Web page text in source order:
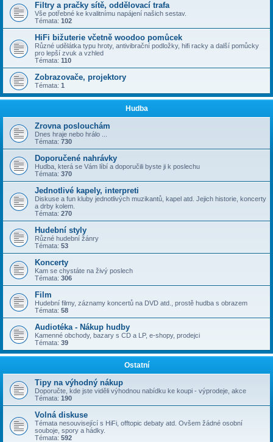
Filtry a pračky sítě, oddělovací trafa
Vše potřebné ke kvalitnímu napájení našich sestav.
Témata: 102
HiFi bižuterie včetně woodoo pomůcek
Různé udělátka typu hroty, antivibrační podložky, hifi racky a další pomůcky
pro lepší zvuk a vzhled
Témata: 110
Zobrazovače, projektory
Témata: 1
Hudba
Zrovna poslouchám
Dnes hraje nebo hrálo ...
Témata: 730
Doporučené nahrávky
Hudba, která se Vám líbí a doporučili byste ji k poslechu
Témata: 370
Jednotlivé kapely, interpreti
Diskuse a fun kluby jednotlivých muzikantů, kapel atd. Jejich historie, koncerty
a drby kolem.
Témata: 270
Hudební styly
Různé hudební žánry
Témata: 53
Koncerty
Kam se chystáte na živý poslech
Témata: 306
Film
Hudební filmy, záznamy koncertů na DVD atd., prostě hudba s obrazem
Témata: 58
Audiotéka - Nákup hudby
Kamenné obchody, bazary s CD a LP, e-shopy, prodejci
Témata: 39
Ostatní
Tipy na výhodný nákup
Doporučte, kde jste viděli výhodnou nabídku ke koupi - výprodeje, akce
Témata: 190
Volná diskuse
Témata nesouvisející s HiFi, offtopic debaty atd. Ovšem žádné osobní
souboje, spory a hádky.
Témata: 592